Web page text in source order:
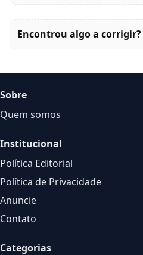
Encontrou algo a corrigir?
Sobre
Quem somos
Institucional
Política Editorial
Política de Privacidade
Anuncie
Contato
Categorias